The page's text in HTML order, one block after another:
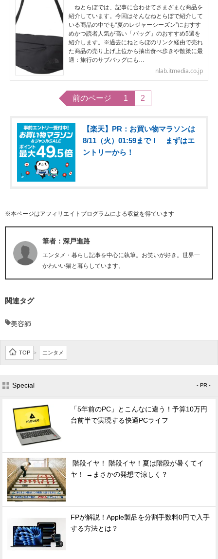
ねとらぼでは、記事に合わせてさまざまな商品を
紹介しています。今回はそんなねとらぼで紹介して
いる商品の中でも“夏のレジャーシーズン”におすす
めかつ読者人気が高い「バッグ」のおすすめ5選を
紹介します。※過去にねとらぼのリンク経由で売れ
た商品の売り上げ上位から抽出食べ歩きや散策に最
適：旅行のサブバッグにも…
nlab.itmedia.co.jp
前のページ 1 2
【楽天】PR：お買い物マラソンは
8/11（火）01:59まで！ まずはエ
ントリーから！
※本ページはアフィリエイトプログラムによる収益を得ています
筆者：深戸進路
エンタメ・暮らし記事を中心に執筆。お笑いが好き。世界一
かわいい猫と暮らしています。
関連タグ
美容師
TOP > エンタメ
Special - PR -
「5年前のPC」とこんなに違う！予算10万円
台前半で実現する快適PCライフ
階段イヤ！ 階段イヤ！夏は階段が暑くてイ
ヤ！ →まさかの発想で涼しく？
FPが解説！Apple製品を分割手数料0円で入手
する方法とは？